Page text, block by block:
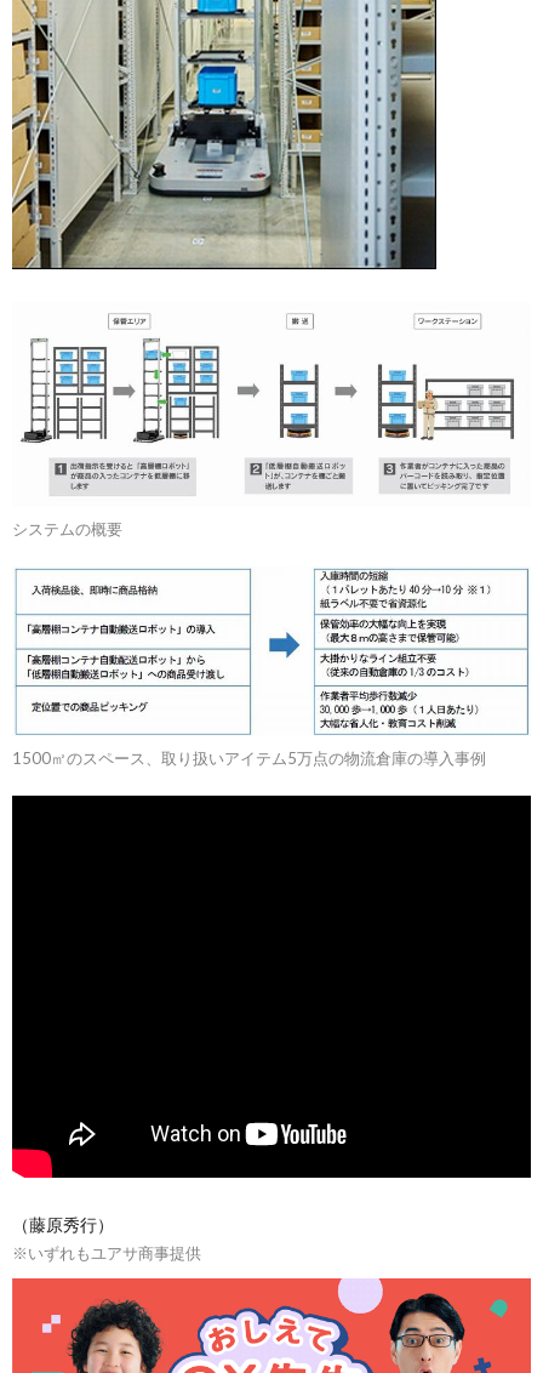
システムの概要
1500㎡のスペース、取り扱いアイテム5万点の物流倉庫の導入事例
（藤原秀行）
※いずれもユアサ商事提供